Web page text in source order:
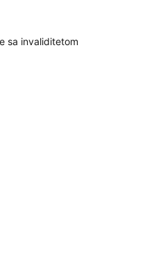
sa invaliditetom